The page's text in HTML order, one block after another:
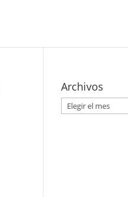
Archivos
Archivos